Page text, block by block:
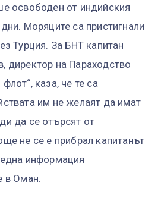
освободен от индийския
Моряците са пристигнали
Турция. За БНТ капитан
директор на Параходство
каза, че те са
им не желаят да имат
да се отърсят от
не се е прибрал капитанът
информация
в Оман.